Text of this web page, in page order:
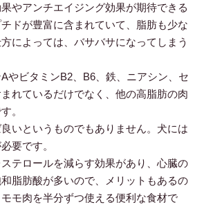
やアンチエイジング効果が期待できる
ドが豊富に含まれていて、脂肪も少な
によっては、バサバサになってしまう
やビタミンB2、B6、鉄、ニアシン、セ
れているだけでなく、他の高脂肪の肉
。
いというものでもありません。犬には
要です。
テロールを減らす効果があり、心臓の
脂肪酸が多いので、メリットもあるの
モ肉を半分ずつ使える便利な食材で